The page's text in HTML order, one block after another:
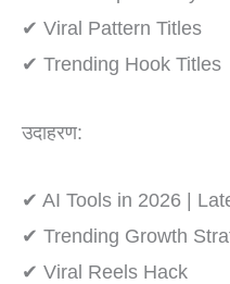
✔ Viral Pattern Titles
✔ Trending Hook Titles
उदाहरण:
✔ AI Tools in 2026 |
✔ Trending Growth
✔ Viral Reels Hack